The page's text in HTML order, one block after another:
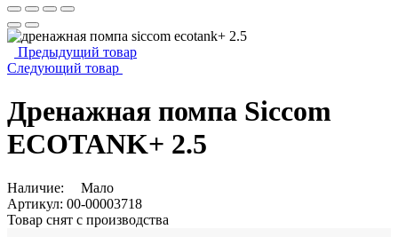
Предыдущий товар
Следующий товар
Дренажная помпа Siccom
ECOTANK+ 2.5
Наличие:
Мало
Артикул: 00-00003718
Товар снят с производства